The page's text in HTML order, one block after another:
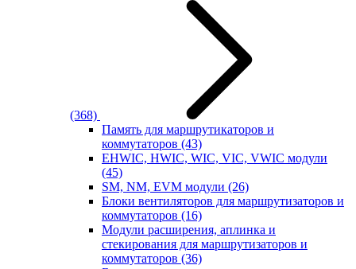
(368)
Память для маршрутикаторов и
коммутаторов (43)
EHWIC, HWIC, WIC, VIC, VWIC модули
(45)
SM, NM, EVM модули (26)
Блоки вентиляторов для маршрутизаторов и
коммутаторов (16)
Модули расширения, аплинка и
стекирования для маршрутизаторов и
коммутаторов (36)